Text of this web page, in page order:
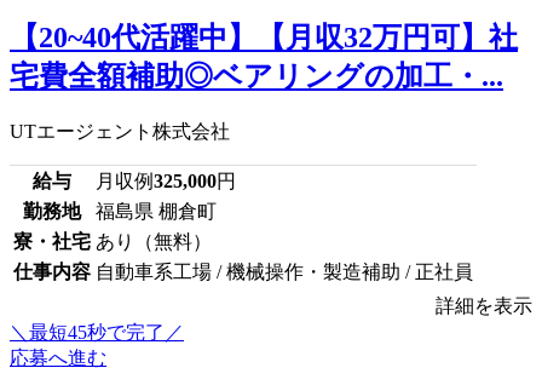
【20~40代活躍中】【月収32万円可】社
宅費全額補助◎ベアリングの加工・...
UTエージェント株式会社
給与 月収例325,000円
勤務地
福島県 棚倉町
寮・社宅 あり（無料）
仕事内容 自動車系工場 / 機械操作・製造補助 / 正社員
詳細を表示
＼最短45秒で完了／
応募へ進む